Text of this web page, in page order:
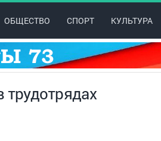
ОБЩЕСТВО СПОРТ КУЛЬТУРА
трудотрядах